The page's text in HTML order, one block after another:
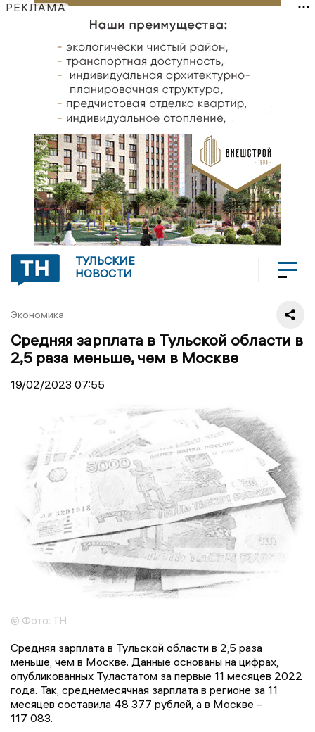
РЕКЛАМА
ТУЛЬСКИЕ
НОВОСТИ
Экономика
Средняя зарплата в Тульской области в
2,5 раза меньше, чем в Москве
19/02/2023 07:55
© Фото: ТН
Средняя зарплата в Тульской области в 2,5 раза
меньше, чем в Москве. Данные основаны на цифрах,
опубликованных Туластатом за первые 11 месяцев 2022
года. Так, среднемесячная зарплата в регионе за 11
месяцев составила 48 377 рублей, а в Москве –
117 083.